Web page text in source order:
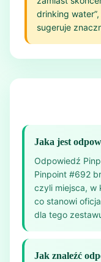
drinking
sugeruje
Jaka jest
Odpowiedź
Pinpoint #692
czyli miejsca, w
co stanowi
dla tego
Jak znaleźć